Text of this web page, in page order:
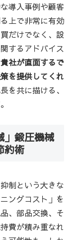
導入事例や顧客
上で非常に有効
だけでなく、設
するアドバイス
貴社が直面するで
を提供してくれ
を共に描ける、
」鍛圧機械
約術
制という大きな
ングコスト」を
、部品交換、そ
費が積み重なれ